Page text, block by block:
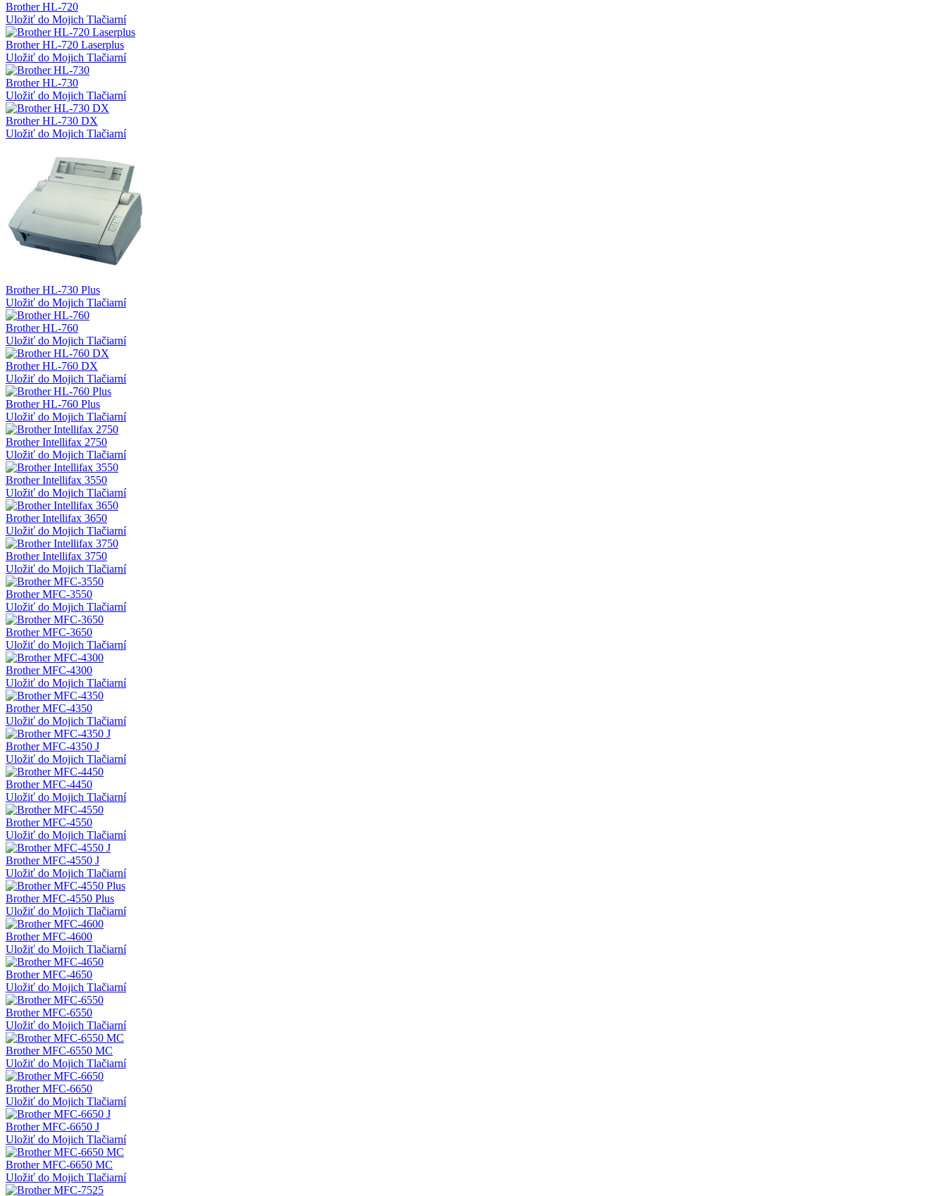
Brother HL-720
Uložiť do Mojich Tlačiarní
Brother HL-720 Laserplus
Uložiť do Mojich Tlačiarní
Brother HL-730
Uložiť do Mojich Tlačiarní
Brother HL-730 DX
Uložiť do Mojich Tlačiarní
Brother HL-730 Plus
Uložiť do Mojich Tlačiarní
Brother HL-760
Uložiť do Mojich Tlačiarní
Brother HL-760 DX
Uložiť do Mojich Tlačiarní
Brother HL-760 Plus
Uložiť do Mojich Tlačiarní
Brother Intellifax 2750
Uložiť do Mojich Tlačiarní
Brother Intellifax 3550
Uložiť do Mojich Tlačiarní
Brother Intellifax 3650
Uložiť do Mojich Tlačiarní
Brother Intellifax 3750
Uložiť do Mojich Tlačiarní
Brother MFC-3550
Uložiť do Mojich Tlačiarní
Brother MFC-3650
Uložiť do Mojich Tlačiarní
Brother MFC-4300
Uložiť do Mojich Tlačiarní
Brother MFC-4350
Uložiť do Mojich Tlačiarní
Brother MFC-4350 J
Uložiť do Mojich Tlačiarní
Brother MFC-4450
Uložiť do Mojich Tlačiarní
Brother MFC-4550
Uložiť do Mojich Tlačiarní
Brother MFC-4550 J
Uložiť do Mojich Tlačiarní
Brother MFC-4550 Plus
Uložiť do Mojich Tlačiarní
Brother MFC-4600
Uložiť do Mojich Tlačiarní
Brother MFC-4650
Uložiť do Mojich Tlačiarní
Brother MFC-6550
Uložiť do Mojich Tlačiarní
Brother MFC-6550 MC
Uložiť do Mojich Tlačiarní
Brother MFC-6650
Uložiť do Mojich Tlačiarní
Brother MFC-6650 J
Uložiť do Mojich Tlačiarní
Brother MFC-6650 MC
Uložiť do Mojich Tlačiarní